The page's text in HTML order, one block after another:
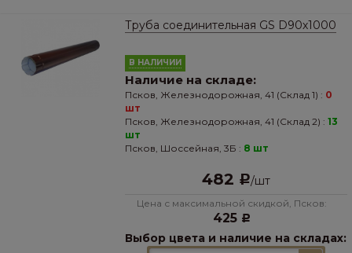
Труба соединительная GS D90х1000
В НАЛИЧИИ
Наличие на складе:
Псков, Железнодорожная, 41 (Склад 1) : 0
шт
Псков, Железнодорожная, 41 (Склад 2) : 13
шт
Псков, Шоссейная, 3Б : 8 шт
482 Р/шт
Цена с максимальной скидкой, Псков:
425 Р
Выбор цвета и наличие на складах: